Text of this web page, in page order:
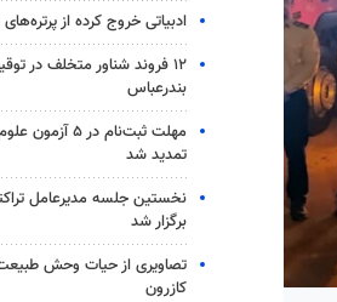
ادبیاتی خروج کرده از
۱۲ فروند شناور متخلف در
بندرعباس
مهلت ثبت‌نام در ۵
تمدید شد
نخستین جلسه مدیرعامل
برگزار شد
تصاویری از حیات وحش
کازرون